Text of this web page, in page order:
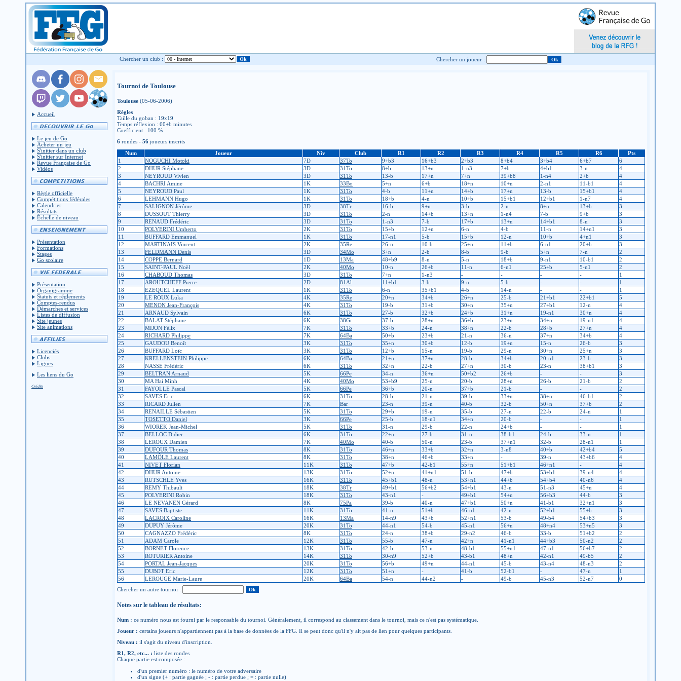
Chercher un club : Chercher un joueur :
Accueil
Le jeu de Go
Acheter un jeu
S'initier dans un club
S'initier sur Internet
Revue Française de Go
Vidéos
Règle officielle
Compétitions fédérales
Calendrier
Résultats
Échelle de niveau
Présentation
Formations
Stages
Go scolaire
Présentation
Organigramme
Statuts et réglements
Comptes-rendus
Démarches et services
Listes de diffusion
Site jeunes
Site animations
Licenciés
Clubs
Ligues
Les liens du Go
Crédits
Tournoi de Toulouse
Toulouse (05-06-2006)
Règles
Taille du goban : 19x19
Temps réflexion : 60+b minutes
Coefficient : 100 %
6 rondes - 56 joueurs inscrits
Num
Joueur Niv Club R1 R2 R3 R4 R5 R6
Pts
1
NOGUCHI Motoki 7D 37To 9+b3 16+b3 2+b3 8+b4 3+b4 6+b7
6
2
DHUR Stéphane 3D 31To 8+b 13+n 1-n3 7+b 4+b1 3-n
4
3
NEYROUD Vivien 3D 31To 13-b 17+n 7+n 39+b8 1-n4 2+b
4
4
BACHRI Amine 1K 33Bo 5+n 6+b 18+n 10+n 2-n1 11-b1
4
5
NEYROUD Paul 1K 31To 4-b 11+n 14+b 17+n 13-b 15+b1
4
6
LEHMANN Hugo 1K 31To 18+b 4-n 10+b 15+b1 12+b1 1-n7
4
7
SALIGNON Jérôme 3D 38Tr 16-b 9+n 3-b 2-n 8+n 13+b
3
8
DUSSOUT Thierry 3D 31To 2-n 14+b 13+n 1-n4 7-b 9+b
3
9
RENAUD Frédéric 3D 31To 1-n3 7-b 17+b 13+n 14+b1 8-n
3
10
POLVERINI Umberto 2K 31To 15+b 12+n 6-n 4-b 11-n 14+n1
3
11
BUFFARD Emmanuel 1K 31To 17-n1 5-b 15+b 12-n 10+b 4+n1
3
12
MARTINAIS Vincent 2K 35Re 26-n 10-b 25+n 11+b 6-n1 20+b
3
13
FELDMANN Denis 3D 34Mo 3+n 2-b 8-b 9-b 5+n 7-n
2
14
COPPE Bernard 1D 13Ma 48+b9 8-n 5-n 18+b 9-n1 10-b1
2
15
SAINT-PAUL Noël 2K 40Mo 10-n 26+b 11-n 6-n1 25+b 5-n1
2
16
CHABOUD Thomas 3D 31To 7+n 1-n3 - - - -
1
17
AROUTCHEFF Pierre 2D 81Al 11+b1 3-b 9-n 5-b - -
1
18
EZEQUEL Laurent 1K 31To 6-n 35+b1 4-b 14-n - -
1
19
LE ROUX Luka 4K 35Re 20+n 34+b 26+n 25-b 21+b1 22+b1
5
20
MENON Jean-François 4K 31To 19-b 31+b 30+n 35+n 27+b1 12-n
4
21
ARNAUD Sylvain 6K 31To 27-b 32+b 24+b 31+n 19-n1 30+n
4
22
BALAT Stéphane 6K 38Gr 37-b 28+n 36+b 23+n 34+n 19-n1
4
23
MIJON Félix 7K 31To 33+b 24-n 38+n 22-b 28+b 27+n
4
24
RICHARD Philippe 7K 64Ba 50+b 23+b 21-n 36-n 37+n 34+b
4
25
GAUDOU Benoît 3K 31To 35+n 30+b 12-b 19+n 15-n 26-b
3
26
BUFFARD Loïc 3K 31To 12+b 15-n 19-b 29-n 30+n 25+n
3
27
KRELLENSTEIN Philippe 6K 64Ba 21+n 37+n 28-b 34+b 20-n1 23-b
3
28
NASSE Frédéric 6K 31To 32+n 22-b 27+n 30-b 23-n 38+b1
3
29
BELTRAN Arnaud 5K 66Pe 34-n 36+n 50+b2 26+b - -
3
30
MA Hai Minh 4K 40Mo 53+b9 25-n 20-b 28+n 26-b 21-b
2
31
FAYOLLE Pascal 5K 66Pe 36+b 20-n 37+b 21-b - -
2
32
SAVES Eric 6K 31To 28-b 21-n 39-b 33+n 38+n 46-b1
2
33
RICARD Julien 7K Bar 23-n 39-n 40-b 32-b 50+n 37+b
2
34
RENAILLE Sébastien 5K 31To 29+b 19-n 35-b 27-n 22-b 24-n
1
35
TOSETTO Daniel 3K 66Pe 25-b 18-n1 34+n 20-b - -
1
36
WIOREK Jean-Michel 5K 31To 31-n 29-b 22-n 24+b - -
1
37
BELLOC Didier 6K 31To 22+n 27-b 31-n 38-b1 24-b 33-n
1
38
LEROUX Damien 7K 40Mo 40-b 50-n 23-b 37+n1 32-b 28-n1
1
39
DUFOUR Thomas 8K 31To 46+n 33+b 32+n 3-n8 40+b 42+b4
5
40
LAMÔLE Laurent 8K 31To 38+n 46+b 33+n - 39-n 43+b6
4
41
NIVET Florian 11K 31To 47+b 42-b1 55+n 51+b1 46+n1 -
4
42
DHUR Antoine 13K 31To 52+n 41+n1 51-b 47+b 53+b1 39-n4
4
43
RUTSCHLE Yves 16K 31To 45+b1 48-n 53+n1 44+b 54+b4 40-n6
4
44
REMY Thibault 18K 38Tr 49+b1 56+b2 54+b1 43-n 51-n3 45+n
4
45
POLVERINI Robin 18K 31To 43-n1 - 49+b1 54+n 56+b3 44-b
3
46
LE NEVANEN Gérard 8K 75Pa 39-b 40-n 47+b1 50+n 41-b1 32+n1
3
47
SAVES Baptiste 11K 31To 41-n 51+b 46-n1 42-n 52+b1 55+b
3
48
LACROIX Caroline 16K 13Ma 14-n9 43+b 52+n1 53-b 49-b4 54+b3
3
49
DUPUY Jérôme 20K 31To 44-n1 54-b 45-n1 56+n 48+n4 53+n5
3
50
CAGNAZZO Frédéric 8K 31To 24-n 38+b 29-n2 46-b 33-b 51+b2
2
51
ADAM Carole 12K 31To 55-b 47-n 42+n 41-n1 44+b3 50-n2
2
52
BORNET Florence 13K 31To 42-b 53-n 48-b1 55+n1 47-n1 56+b7
2
53
ROTURIER Antoine 14K 31To 30-n9 52+b 43-b1 48+n 42-n1 49-b5
2
54
PORTAL Jean-Jacques 20K 31To 56+b 49+n 44-n1 45-b 43-n4 48-n3
2
55
DUBOT Eric 12K 31To 51+n - 41-b 52-b1 - 47-n
1
56
LEROUGE Marie-Laure 20K 64Ba 54-n 44-n2 - 49-b 45-n3 52-n7
0
Chercher un autre tournoi :
Notes sur le tableau de résultats:
Num : ce numéro nous est fourni par le responsable du tournoi. Généralement, il correspond au classement dans le tournoi, mais ce n'est pas systématique.
Joueur : certains joueurs n'appartiennent pas à la base de données de la FFG. Il se peut donc qu'il n'y ait pas de lien pour quelques participants.
Niveau : il s'agit du niveau d'inscription.
R1, R2, etc... : liste des rondes
Chaque partie est composée :
d'un premier numéro : le numéro de votre adversaire
d'un signe (+ : partie gagnée ; - : partie perdue ; = : partie nulle)